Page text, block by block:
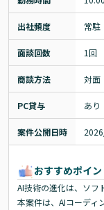
出社頻度 常駐
面談回数 1回
商談方法 対面
PC貸与 あり
案件公開日時
おすすめポイン
AI技術の進化は、ソフ
本案件は、AIコーディ